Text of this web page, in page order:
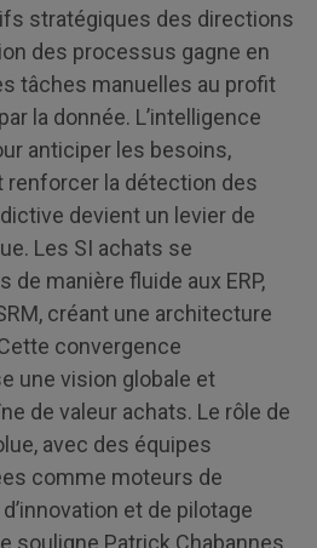
stratégiques des directions
des processus gagne en
tâches manuelles au profit
la donnée. L’intelligence
anticiper les besoins,
la détection des
devient un levier de
Les SI achats se
manière fluide aux ERP,
créant une architecture
convergence
une vision globale et
de valeur achats. Le rôle de
avec des équipes
comme moteurs de
et de pilotage
souligne Patrick Chabannes